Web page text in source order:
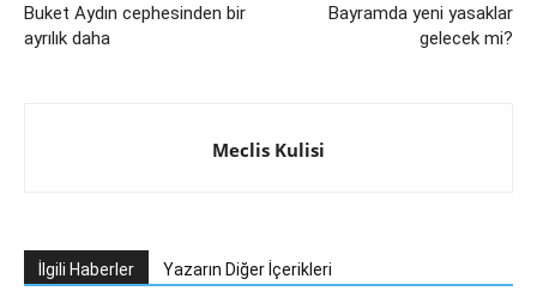
Buket Aydın cephesinden bir
ayrılık daha
Bayramda yeni yasaklar
gelecek mi?
Meclis Kulisi
İlgili Haberler Yazarın Diğer İçerikleri